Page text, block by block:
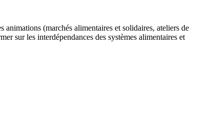
animations (marchés alimentaires et solidaires, ateliers de
sur les interdépendances des systèmes alimentaires et